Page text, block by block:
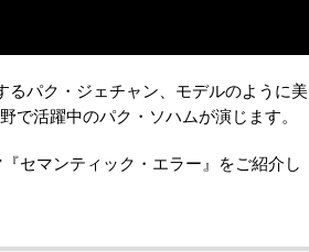
パク・ジェチャン、モデルのように美
で活躍中のパク・ソハムが演じます。
セマンティック・エラー』をご紹介し